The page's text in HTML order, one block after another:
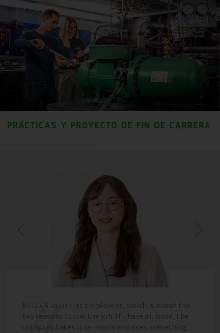
PRÁCTICAS Y PROYECTO DE FIN DE CARRERA
BITZER values its employees, which is oneof the
key reasons I took the job. If I have an issue, the
company takes it seriously and does something